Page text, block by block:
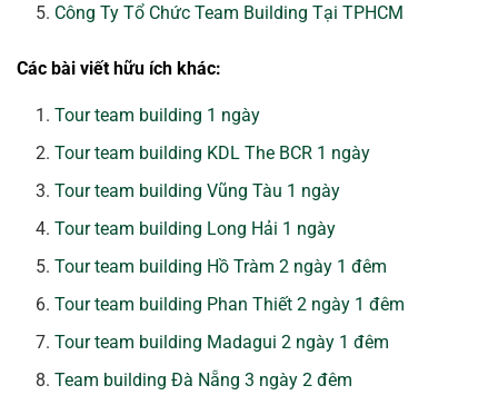
Công Ty Tổ Chức Team Building Tại TPHCM
Các bài viết hữu ích khác:
Tour team building 1 ngày
Tour team building KDL The BCR 1 ngày
Tour team building Vũng Tàu 1 ngày
Tour team building Long Hải 1 ngày
Tour team building Hồ Tràm 2 ngày 1 đêm
Tour team building Phan Thiết 2 ngày 1 đêm
Tour team building Madagui 2 ngày 1 đêm
Team building Đà Nẵng 3 ngày 2 đêm